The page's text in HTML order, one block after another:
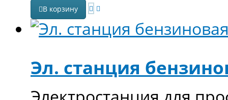
В корзину
Эл. станция